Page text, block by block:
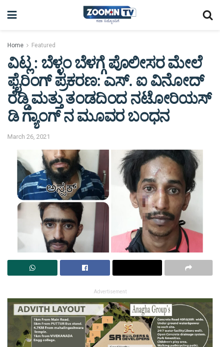
Home Featured
ವಿಟ್ಲ : ಬೆಳ್ಳಂ ಬೆಳಗ್ಗೆ ಪೊಲೀಸರ ಮೇಲೆ
ಫೈರಿಂಗ್ ಪ್ರಕರಣ: ಎಸ್. ಐ ವಿನೋದ್
ರೆಡ್ಡಿ ಮತ್ತು ತಂಡದಿಂದ ನಟೋರಿಯಸ್
ಡಿ ಗ್ಯಾಂಗ್ ನ ಮೂವರ ಬಂಧನ
March 26, 2021
Advertisement